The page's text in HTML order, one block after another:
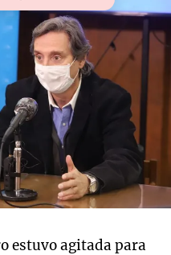
estuvo agitada para